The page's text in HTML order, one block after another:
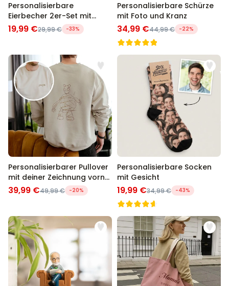
Personalisierbare
Eierbecher 2er-Set mit
Monogramm
19,99 €29,99 € -33%
Personalisierbare Schürze
mit Foto und Kranz
34,99 €44,99 € -22%
Personalisierbarer Pullover
mit deiner Zeichnung vorne
und hinten
39,99 €49,99 € -20%
Personalisierbare Socken
mit Gesicht
19,99 €34,99 € -43%